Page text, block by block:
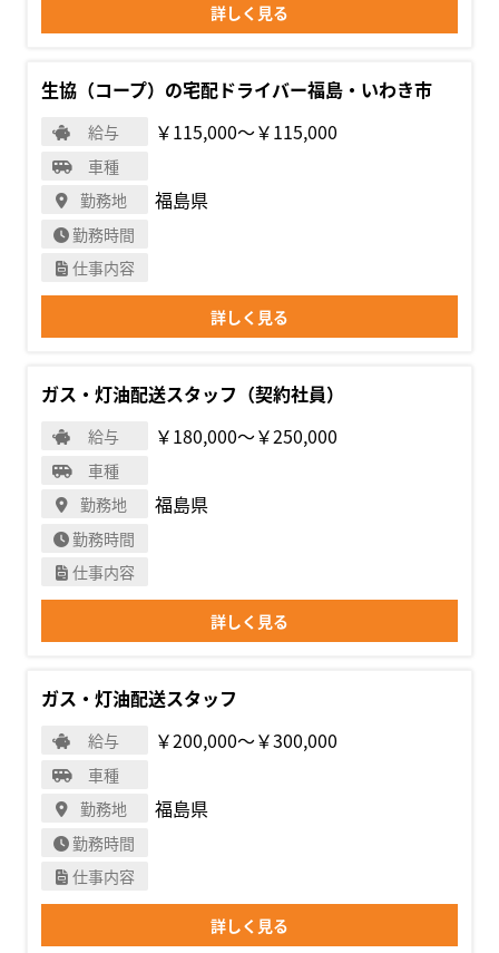
詳しく見る
生協（コープ）の宅配ドライバー福島・いわき市
給与 ￥115,000〜￥115,000
車種
勤務地
福島県
勤務時間
仕事内容
詳しく見る
ガス・灯油配送スタッフ（契約社員）
給与 ￥180,000〜￥250,000
車種
勤務地
福島県
勤務時間
仕事内容
詳しく見る
ガス・灯油配送スタッフ
給与 ￥200,000〜￥300,000
車種
勤務地
福島県
勤務時間
仕事内容
詳しく見る